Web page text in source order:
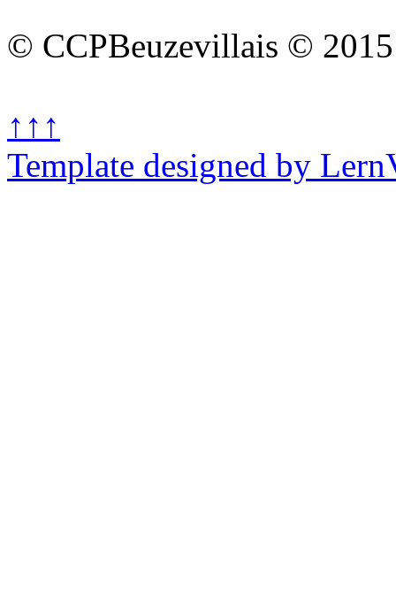
© CCPBeuzevillais © 2015
↑↑↑
Template designed by